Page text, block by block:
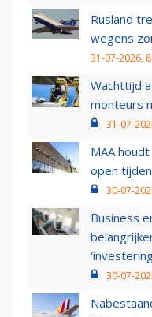
Rusland
wegens
31-07-2026,
Wachttijd
monteurs
31-07-
MAA
open
30-07-
Business
30-07-